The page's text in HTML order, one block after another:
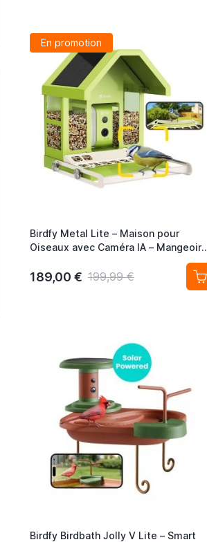
En promotion
Birdfy Metal Lite – Maison pour
Oiseaux avec Caméra IA – Mangeoire
Fonctionnement Solaire
189,00 € 199,99 €
Birdfy Birdbath Jolly V Lite – Smart